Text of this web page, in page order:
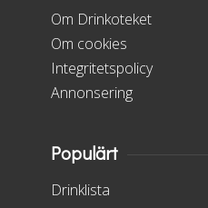
Om Drinkoteket
Om cookies
Integritetspolicy
Annonsering
Populärt
Drinklista